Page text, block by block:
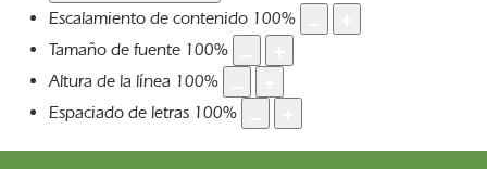
Escalamiento de contenido 100%
Tamaño de fuente 100%
Altura de la línea 100%
Espaciado de letras 100%